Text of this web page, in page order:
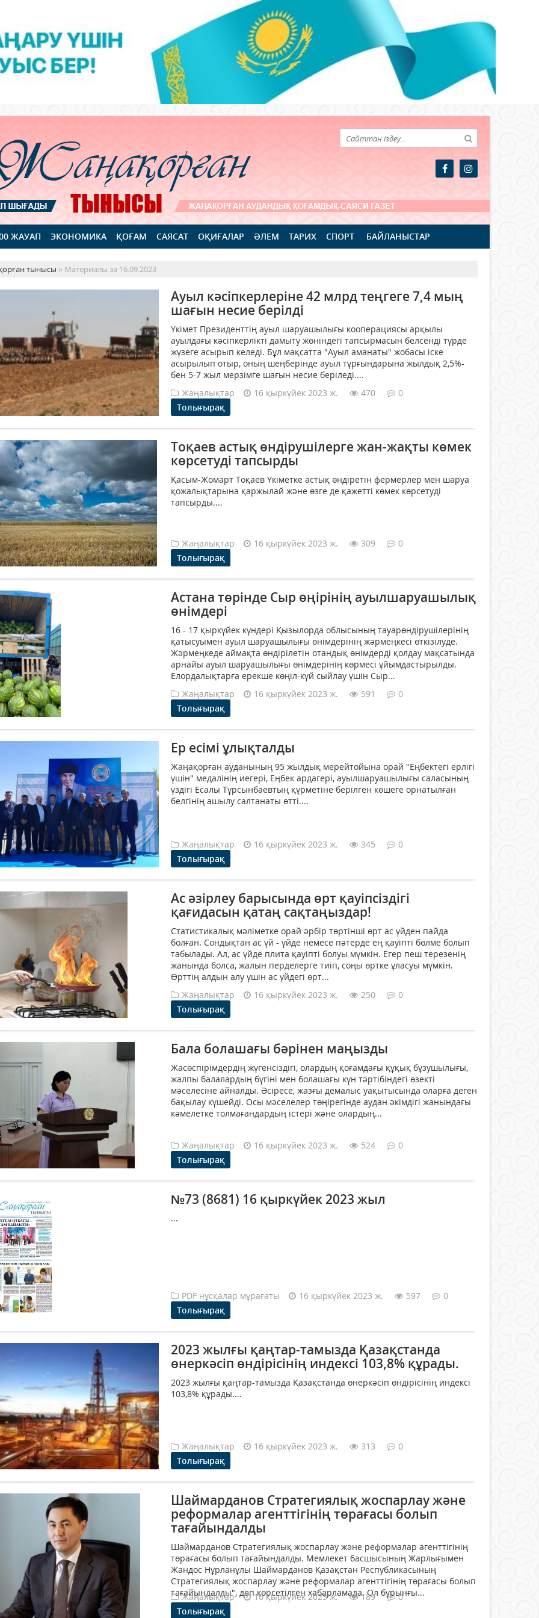
ЖАУАП ЭКОНОМИКА ҚОҒАМ САЯСАТ ОҚИҒАЛАР ӘЛЕМ ТАРИХ СПОРТ БАЙЛАНЫСТАР
тынысы » Материалы за 16.09.2023
Ауыл кәсіпкерлеріне 42 млрд теңгеге 7,4 мың
шағын несие берілді
Үкімет Президенттің ауыл шаруашылығы кооперациясы арқылы
ауылдағы кәсіпкерлікті дамыту жөніндегі тапсырмасын белсенді түрде
жүзеге асырып келеді. Бұл мақсатта "Ауыл аманаты" жобасы іске
асырылып отыр, оның шеңберінде ауыл тұрғындарына жылдық 2,5%-
бен 5-7 жыл мерзімге шағын несие беріледі....
Жаңалықтар
16 қыркүйек 2023 ж. 470
0
Толығырақ
Тоқаев астық өндірушілерге жан-жақты көмек
көрсетуді тапсырды
Қасым-Жомарт Тоқаев Үкіметке астық өндіретін фермерлер мен шаруа
қожалықтарына қаржылай және өзге де қажетті көмек көрсетуді
тапсырды....
Жаңалықтар 16 қыркүйек 2023 ж. 309
0
Толығырақ
Астана төрінде Сыр өңірінің ауылшаруашылық
өнімдері
16 - 17 қыркүйек күндері Қызылорда облысының тауарөндірушілерінің
қатысуымен ауыл шаруашылығы өнімдерінің жәрмеңкесі өткізілуде.
Жәрмеңкеде аймақта өндірілетін отандық өнімдерді қолдау мақсатында
арнайы ауыл шаруашылығы өнімдерінің көрмесі ұйымдастырылды.
Елордалықтарға ерекше көңіл-күй сыйлау үшін Сыр...
Жаңалықтар
16 қыркүйек 2023 ж. 591
0
Толығырақ
Ер есімі ұлықталды
Жаңақорған ауданының 95 жылдық мерейтойына орай "Еңбектегі ерлігі
үшін" медалінің иегері, Еңбек ардагері, ауылшаруашылығы саласының
үздігі Есалы Тұрсынбаевтың құрметіне берілген көшеге орнатылған
белгінің ашылу салтанаты өтті....
Жаңалықтар 16 қыркүйек 2023 ж. 345
0
Толығырақ
Ас әзірлеу барысында өрт қауіпсіздігі
қағидасын қатаң сақтаңыздар!
Статистикалық мәліметке орай әрбір төртінші өрт ас үйден пайда
болған. Сондықтан ас үй - үйде немесе пәтерде ең қауіпті бөлме болып
табылады. Ал, ас үйде плита қауіпті болуы мүмкін. Егер пеш терезенің
жанында болса, жалын перделерге тиіп, соңы өртке ұласуы мүмкін.
Өрттің алдын алу үшін ас үйдегі өрт...
Жаңалықтар
16 қыркүйек 2023 ж. 250
0
Толығырақ
Бала болашағы бәрінен маңызды
Жасөспірімдердің жүгенсіздігі, олардың қоғамдағы құқық бұзушылығы,
жалпы балалардың бүгіні мен болашағы күн тәртібіндегі өзекті
мәселесіне айналды. Әсіресе, жазғы демалыс уақытысында оларға деген
бақылау күшейді. Осы мәселелер төңірегінде аудан әкімдігі жанындағы
кәмелетке толмағандардың істері және олардың...
Жаңалықтар 16 қыркүйек 2023 ж. 524
0
Толығырақ
№73 (8681) 16 қыркүйек 2023 жыл
...
PDF нұсқалар мұрағаты 16 қыркүйек 2023 ж. 597
0
Толығырақ
2023 жылғы қаңтар-тамызда Қазақстанда
өнеркәсіп өндірісінің индексі 103,8% құрады.
2023 жылғы қаңтар-тамызда Қазақстанда өнеркәсіп өндірісінің индексі
103,8% құрады....
Жаңалықтар 16 қыркүйек 2023 ж. 313
0
Толығырақ
Шаймарданов Стратегиялық жоспарлау және
реформалар агенттігінің төрағасы болып
тағайындалды
Шаймарданов Стратегиялық жоспарлау және реформалар агенттігінің
төрағасы болып тағайындалды. Мемлекет басшысының Жарлығымен
Жандос Нұрланұлы Шаймарданов Қазақстан Республикасының
Стратегиялық жоспарлау және реформалар агенттігінің төрағасы болып
тағайындалды", деп көрсетілген хабарламада. Ол бұрынғы...
Жаңалықтар 16 қыркүйек 2023 ж. 189
0
Толығырақ